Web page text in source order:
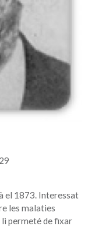
el 1873. Interessat
les malaties
permeté de fixar